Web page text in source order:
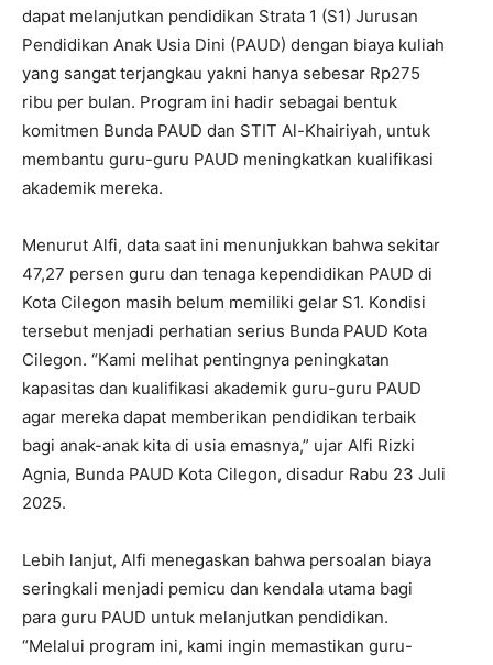
dapat melanjutkan pendidikan Strata 1 (S1) Jurusan
Pendidikan Anak Usia Dini (PAUD) dengan biaya kuliah
yang sangat terjangkau yakni hanya sebesar Rp275
ribu per bulan. Program ini hadir sebagai bentuk
komitmen Bunda PAUD dan STIT Al-Khairiyah, untuk
membantu guru-guru PAUD meningkatkan kualifikasi
akademik mereka.
Menurut Alfi, data saat ini menunjukkan bahwa sekitar
47,27 persen guru dan tenaga kependidikan PAUD di
Kota Cilegon masih belum memiliki gelar S1. Kondisi
tersebut menjadi perhatian serius Bunda PAUD Kota
Cilegon. “Kami melihat pentingnya peningkatan
kapasitas dan kualifikasi akademik guru-guru PAUD
agar mereka dapat memberikan pendidikan terbaik
bagi anak-anak kita di usia emasnya,” ujar Alfi Rizki
Agnia, Bunda PAUD Kota Cilegon, disadur Rabu 23 Juli
2025.
Lebih lanjut, Alfi menegaskan bahwa persoalan biaya
seringkali menjadi pemicu dan kendala utama bagi
para guru PAUD untuk melanjutkan pendidikan.
“Melalui program ini, kami ingin memastikan guru-